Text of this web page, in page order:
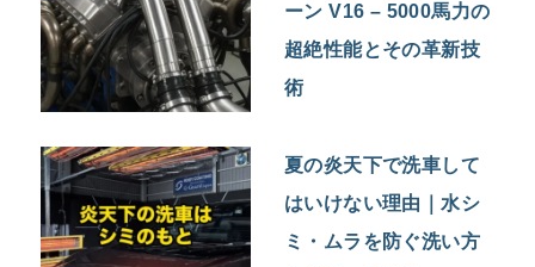
ーン V16 – 5000馬力の
超絶性能とその革新技
術
夏の炎天下で洗車して
はいけない理由｜水シ
ミ・ムラを防ぐ洗い方